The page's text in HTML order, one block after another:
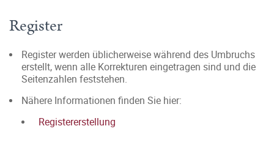
Register
Register werden üblicherweise während des Umbruchs
erstellt, wenn alle Korrekturen eingetragen sind und die
Seitenzahlen feststehen.
Nähere Informationen finden Sie hier:
Registererstellung